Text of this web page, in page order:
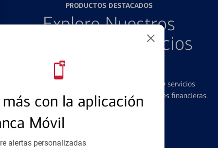
con la aplicación
Móvil
alertas personalizadas
PRODUCTOS DESTACADOS
Explore Nuestros
Productos y Servicios
Destacados
Ofrecemos una amplia gama de productos y servicios
diseñados para ayudar con todas sus necesidades financieras.